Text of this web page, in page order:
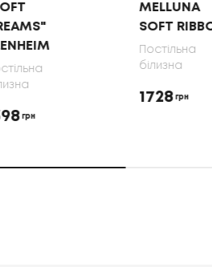
грн
MELLUNA
SOFT
Постільна
білизна
1728 грн